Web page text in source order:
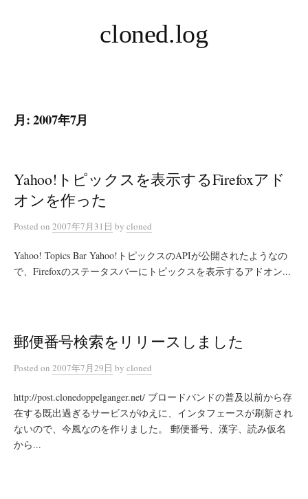
ス
プ
cloned.log
月:2007年7月
Yahoo!トピックスを表示するFirefoxアド
オンを作った
Posted on 2007年7月31日 by cloned
Yahoo! Topics Bar Yahoo!トピックスのAPIが公開されたようなの
で、Firefoxのステータスバーにトピックスを表示するアドオン...
郵便番号検索をリリースしました
Posted on 2007年7月29日 by cloned
http://post.clonedoppelganger.net/ ブロードバンドの普及以前から存
在する既出過ぎるサービスがゆえに、インタフェースが刷新され
ないので、今風なのを作りました。 郵便番号、漢字、読み仮名
から...